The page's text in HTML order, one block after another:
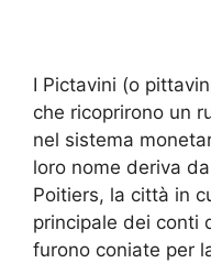
I Pictavini (o
che ricoprirono un
nel sistema
loro nome deriva
Poitiers, la città in
principale dei conti
furono coniate per